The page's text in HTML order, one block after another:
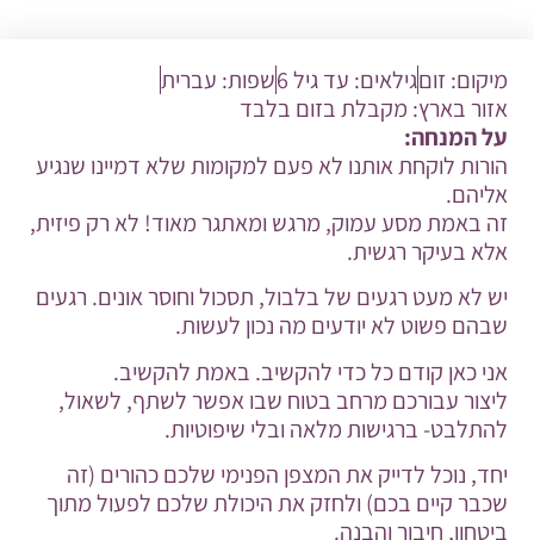
מיקום:זוםגילאים: עד גיל 6 שפות: עברית
אזור בארץ: מקבלת בזום בלבד
על המנחה:
הורות לוקחת אותנו לא פעם למקומות שלא דמיינו שנגיע
אליהם.
זה באמת מסע עמוק, מרגש ומאתגר מאוד! לא רק פיזית,
אלא בעיקר רגשית.
יש לא מעט רגעים של בלבול, תסכול וחוסר אונים. רגעים
שבהם פשוט לא יודעים מה נכון לעשות.
אני כאן קודם כל כדי להקשיב. באמת להקשיב.
ליצור עבורכם מרחב בטוח שבו אפשר לשתף, לשאול,
להתלבט- ברגישות מלאה ובלי שיפוטיות.
יחד, נוכל לדייק את המצפן הפנימי שלכם כהורים (זה
שכבר קיים בכם) ולחזק את היכולת שלכם לפעול מתוך
ביטחון, חיבור והבנה.